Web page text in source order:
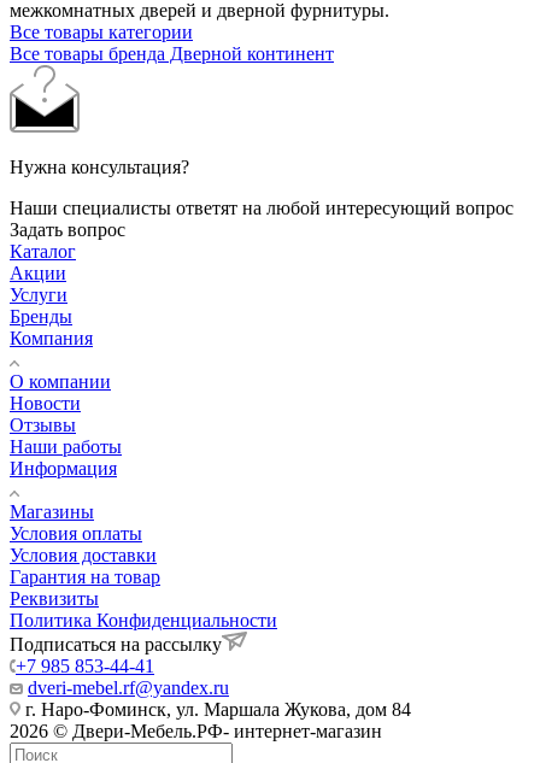
межкомнатных дверей и дверной фурнитуры.
Все товары категории
Все товары бренда Дверной континент
Нужна консультация?
Наши специалисты ответят на любой интересующий вопрос
Задать вопрос
Каталог
Акции
Услуги
Бренды
Компания
О компании
Новости
Отзывы
Наши работы
Информация
Магазины
Условия оплаты
Условия доставки
Гарантия на товар
Реквизиты
Политика Конфиденциальности
Подписаться на рассылку
+7 985 853-44-41
dveri-mebel.rf@yandex.ru
г. Наро-Фоминск, ул. Маршала Жукова, дом 84
2026 © Двери-Мебель.РФ- интернет-магазин